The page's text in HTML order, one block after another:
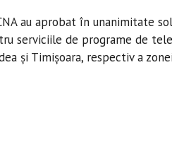
au aprobat în unanimitate
serviciile de programe de
şi Timişoara, respectiv a